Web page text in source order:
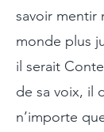
savoir mentir
monde plus
il serait
de sa voix, il
n’importe